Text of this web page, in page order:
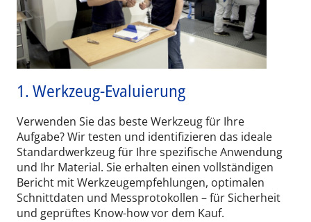
1. Werkzeug-Evaluierung
Verwenden Sie das beste Werkzeug für Ihre
Aufgabe? Wir testen und identifizieren das ideale
Standardwerkzeug für Ihre spezifische Anwendung
und Ihr Material. Sie erhalten einen vollständigen
Bericht mit Werkzeugempfehlungen, optimalen
Schnittdaten und Messprotokollen – für Sicherheit
und geprüftes Know-how vor dem Kauf.